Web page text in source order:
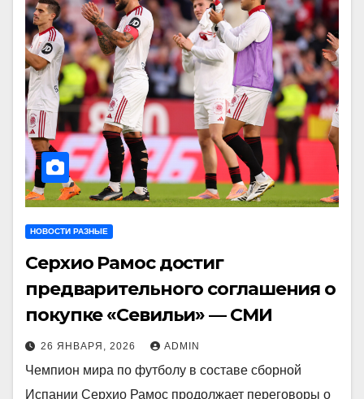
НОВОСТИ РАЗНЫЕ
Серхио Рамос достиг
предварительного соглашения о
покупке «Севильи» — СМИ
26 ЯНВАРЯ, 2026 ADMIN
Чемпион мира по футболу в составе сборной
Испании Серхио Рамос продолжает переговоры о